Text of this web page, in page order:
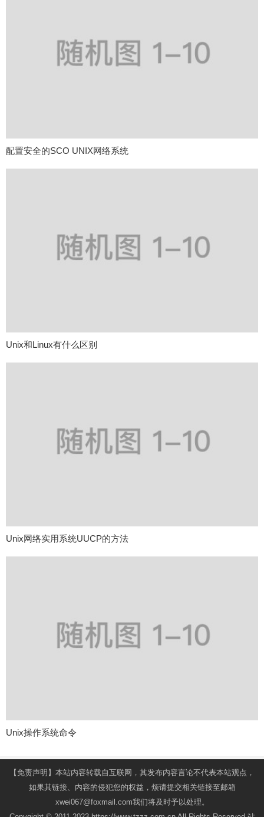
配置安全的SCO UNIX网络系统
Unix和Linux有什么区别
Unix网络实用系统UUCP的方法
Unix操作系统命令
【免责声明】本站内容转载自互联网，其发布内容言论不代表本站观点，
如果其链接、内容的侵犯您的权益，烦请提交相关链接至邮箱
xwei067@foxmail.com我们将及时予以处理。